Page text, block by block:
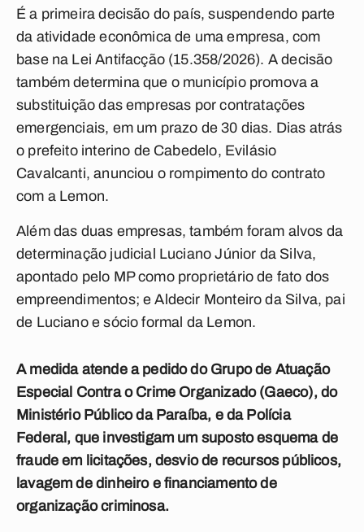
É a primeira decisão do país, suspendendo parte
da atividade econômica de uma empresa, com
base na Lei Antifacção (15.358/2026). A decisão
também determina que o município promova a
substituição das empresas por contratações
emergenciais, em um prazo de 30 dias. Dias atrás
o prefeito interino de Cabedelo, Evilásio
Cavalcanti, anunciou o rompimento do contrato
com a Lemon.
Além das duas empresas, também foram alvos da
determinação judicial Luciano Júnior da Silva,
apontado pelo MP como proprietário de fato dos
empreendimentos; e Aldecir Monteiro da Silva, pai
de Luciano e sócio formal da Lemon.
A medida atende a pedido do Grupo de Atuação
Especial Contra o Crime Organizado (Gaeco), do
Ministério Público da Paraíba, e da Polícia
Federal, que investigam um suposto esquema de
fraude em licitações, desvio de recursos públicos,
lavagem de dinheiro e financiamento de
organização criminosa.